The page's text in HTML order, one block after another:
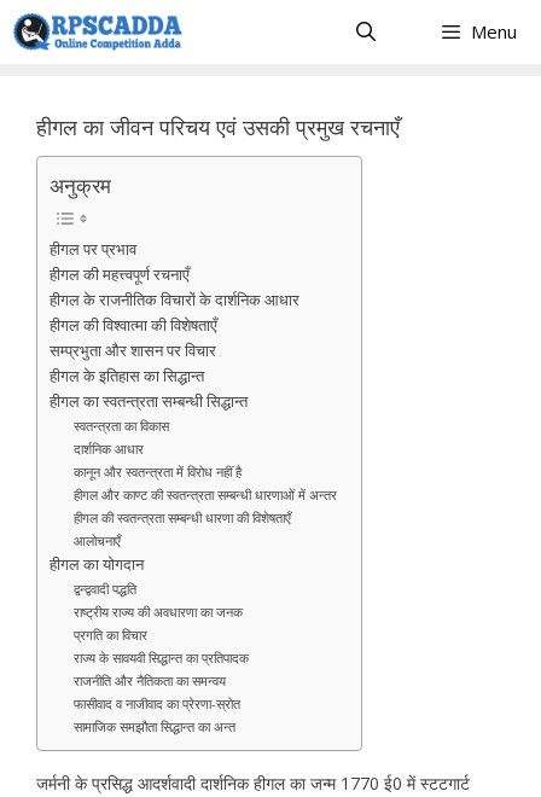
Skip
to
Menu
हीगल का जीवन परिचय एवं उसकी प्रमुख रचनाएँ
अनुक्रम
हीगल पर प्रभाव
हीगल की महत्त्वपूर्ण रचनाएँ
हीगल के राजनीतिक विचारों के दार्शनिक आधार
हीगल की विश्वात्मा की विशेषताएँ
सम्प्रभुता और शासन पर विचार
हीगल के इतिहास का सिद्धान्त
हीगल का स्वतन्त्रता सम्बन्धी सिद्धान्त
स्वतन्त्रता का विकास
दार्शनिक आधार
कानून और स्वतन्त्रता में विरोध नहीं है
हीगल और काण्ट की स्वतन्त्रता सम्बन्धी धारणाओं में अन्तर
हीगल की स्वतन्त्रता सम्बन्धी धारणा की विशेषताएँ
आलोचनाएँ
हीगल का योगदान
द्वन्द्ववादी पद्धति
राष्ट्रीय राज्य की अवधारणा का जनक
प्रगति का विचार
राज्य के सावयवी सिद्धान्त का प्रतिपादक
राजनीति और नैतिकता का समन्वय
फासीवाद व नाजीवाद का प्रेरणा-स्रोत
सामाजिक समझौता सिद्धान्त का अन्त
जर्मनी के प्रसिद्ध आदर्शवादी दार्शनिक हीगल का जन्म 1770 ई0 में स्टटगार्ट